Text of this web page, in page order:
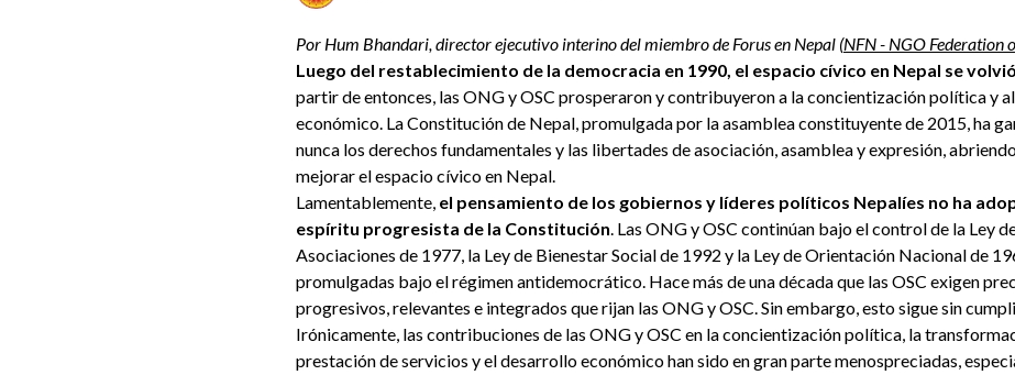
Por Hum Bhandari,director ejecutivo interino del miembro de Forus en Nepal (NFN - NGO Federation
Luego del restablecimiento de la democracia en 1990, el espacio cívico en Nepal se
partir de entonces, las ONG y OSC prosperaron y contribuyeron a la concientización política y
económico. La Constitución de Nepal, promulgada por la asamblea constituyente de 2015, ha
nunca los derechos fundamentales y las libertades de asociación, asamblea y expresión,
mejorar el espacio cívico en Nepal.
Lamentablemente, el pensamiento de los gobiernos y líderes políticos Nepalíes no ha
espíritu progresista de la Constitución. Las ONG y OSC continúan bajo el control de la Ley
Asociaciones de 1977, la Ley de Bienestar Social de 1992 y la Ley de Orientación Nacional de
promulgadas bajo el régimen antidemocrático. Hace más de una década que las OSC exigen
progresivos, relevantes e integrados que rijan las ONG y OSC. Sin embargo, esto sigue sin
Irónicamente, las contribuciones de las ONG y OSC en la concientización política, la
prestación de servicios y el desarrollo económico han sido en gran parte menospreciadas,